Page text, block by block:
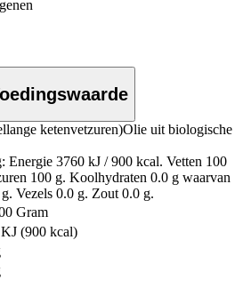
ketenvetzuren)Olie uit biologische
Energie 3760 kJ / 900 kcal. Vetten 100
100 g. Koolhydraten 0.0 g waarvan
Vezels 0.0 g. Zout 0.0 g.
Gram
(900 kcal)